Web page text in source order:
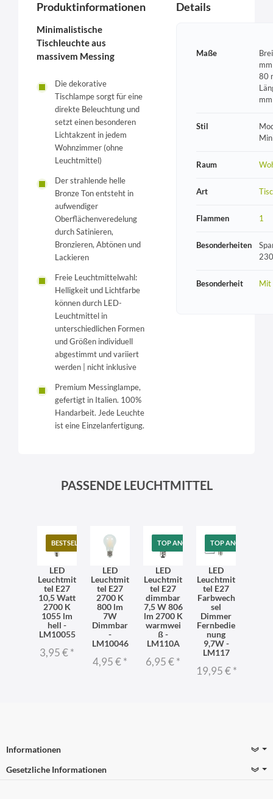
Produktinformationen
Minimalistische
Tischleuchte aus
massivem Messing
Die dekorative
Tischlampe sorgt für eine
direkte Beleuchtung und
setzt einen besonderen
Lichtakzent in jedem
Wohnzimmer (ohne
Leuchtmittel)
Der strahlende helle
Bronze Ton entsteht in
aufwendiger
Oberflächenveredelung
durch Satinieren,
Bronzieren, Abtönen und
Lackieren
Freie Leuchtmittelwahl:
Helligkeit und Lichtfarbe
können durch LED-
Leuchtmittel in
unterschiedlichen Formen
und Größen individuell
abgestimmt und variiert
werden | nicht inklusive
Premium Messinglampe,
gefertigt in Italien. 100%
Handarbeit. Jede Leuchte
ist eine Einzelanfertigung.
Details
Maße
80
mm
Stil
Raum
Art
Flammen 1
Besonderheiten
Besonderheit Mit
PASSENDE LEUCHTMITTEL
BESTSELLER
LED
Leuchtmit
tel E27
10,5 Watt
2700 K
1055 lm
hell -
LM10055
3,95 €*
LED
Leuchtmit
tel E27
2700 K
800 lm
7W
Dimmbar
-
LM10046
4,95 €*
TOP ANGEBOT
LED
Leuchtmit
tel E27
dimmbar
7,5 W 806
lm 2700 K
warmwei
ß -
LM110A
6,95 €*
TOP ANGEBOT
LED
Leuchtmit
tel E27
Farbwech
sel
Dimmer
Fernbedie
nung
9,7W -
LM117
19,95 €*
Informationen
Gesetzliche Informationen